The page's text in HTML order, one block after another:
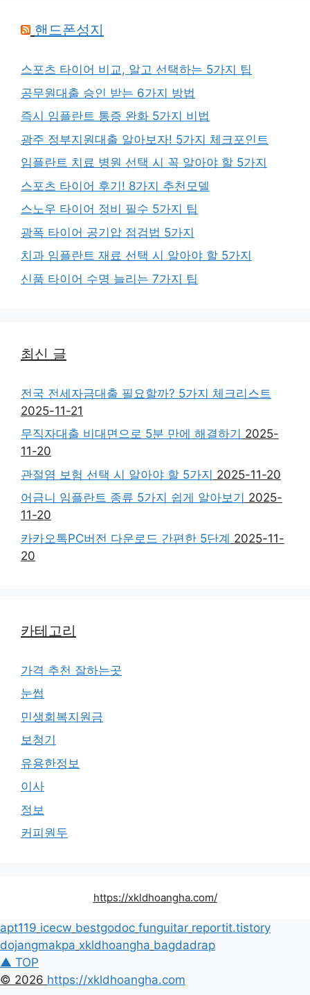
핸드폰성지
스포츠 타이어 비교, 알고 선택하는 5가지 팁
공무원대출 승인 받는 6가지 방법
즉시 임플란트 통증 완화 5가지 비법
광주 정부지원대출 알아보자! 5가지 체크포인트
임플란트 치료 병원 선택 시 꼭 알아야 할 5가지
스포츠 타이어 후기! 8가지 추천모델
스노우 타이어 정비 필수 5가지 팁
광폭 타이어 공기압 점검법 5가지
치과 임플란트 재료 선택 시 알아야 할 5가지
신품 타이어 수명 늘리는 7가지 팁
최신 글
전국 전세자금대출 필요할까? 5가지 체크리스트
2025-11-21
무직자대출 비대면으로 5분 만에 해결하기 2025-
11-20
관절염 보험 선택 시 알아야 할 5가지 2025-11-20
어금니 임플란트 종류 5가지 쉽게 알아보기 2025-
11-20
카카오톡PC버전 다운로드 간편한 5단계 2025-11-
20
카테고리
가격 추천 잘하는곳
눈썹
민생회복지원금
보청기
유용한정보
이사
정보
커피원두
https://xkldhoangha.com/
apt119 icecw bestgodoc funguitar reportit.tistory
dojangmakpa xkldhoangha bagdadrap
▲ TOP
© 2026 https://xkldhoangha.com